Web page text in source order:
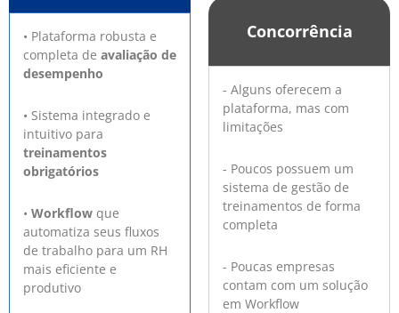
• Plataforma robusta e
completa de avaliação de
desempenho
• Sistema integrado e
intuitivo para
treinamentos
obrigatórios
• Workflow que
automatiza seus fluxos
de trabalho para um RH
mais eficiente e
produtivo
Concorrência
- Alguns oferecem a
plataforma, mas com
limitações
- Poucos possuem um
sistema de gestão de
treinamentos de forma
completa
- Poucas empresas
contam com um solução
em Workflow